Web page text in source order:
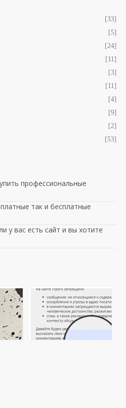
[33]
[5]
[24]
[11]
[3]
[11]
[4]
[9]
[2]
[53]
профессиональные
так и бесплатные
у вас есть сайт и вы хотите